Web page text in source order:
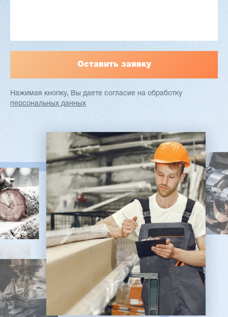
Нажимая кнопку, Вы даете согласие на обработку
персональных данных